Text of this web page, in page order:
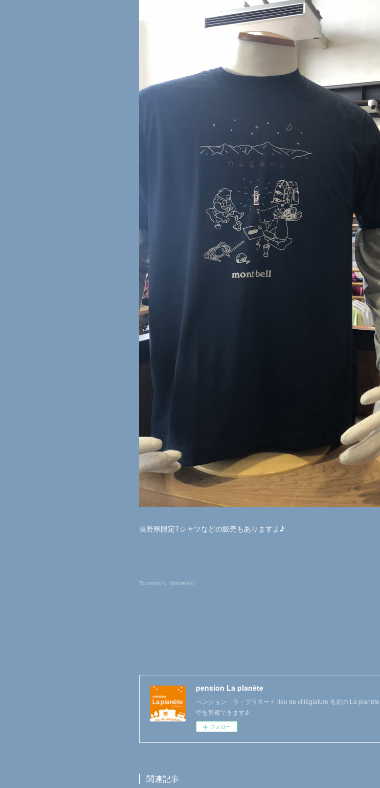
長野県限定Tシャツなどの販売もありますよ♪
Tourism(61) Nature(45)
pension La planète
ペンション ラ・プラネート lieu de villégiature 名前の La
空を観察できます♪
フォロー
関連記事